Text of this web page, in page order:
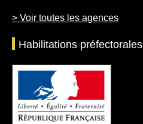
> Voir toutes les agences
Habilitations préfectorales